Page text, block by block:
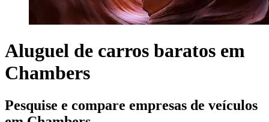
Aluguel de carros baratos em
Chambers
Pesquise e compare empresas de veículos